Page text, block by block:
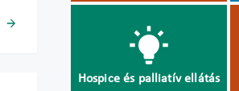
Hospice és palliatív ellátás